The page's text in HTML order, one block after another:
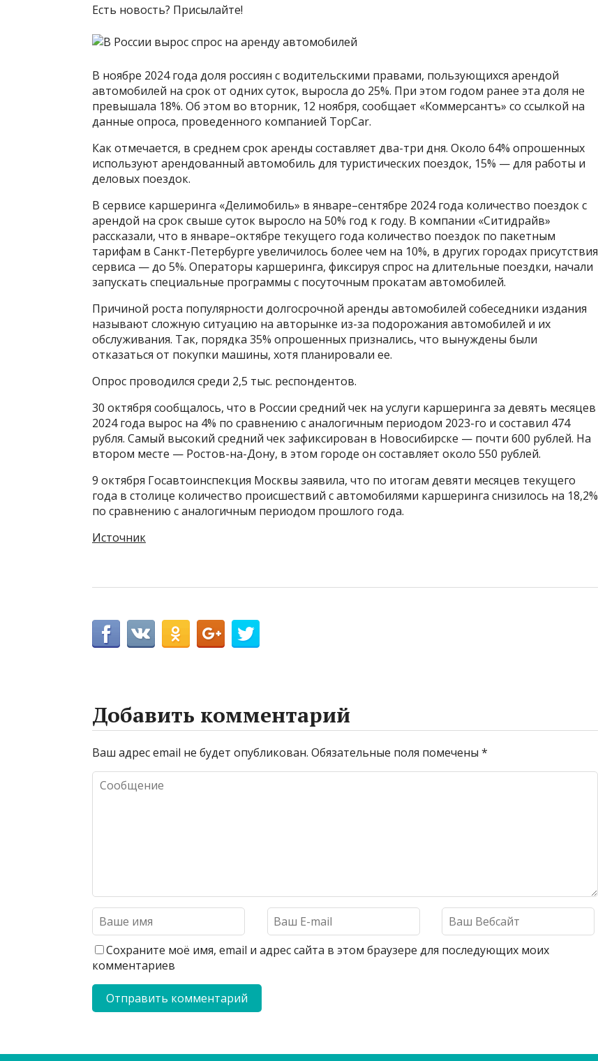
Есть новость? Присылайте!
В ноябре 2024 года доля россиян с водительскими правами, пользующихся арендой
автомобилей на срок от одних суток, выросла до 25%. При этом годом ранее эта доля не
превышала 18%. Об этом во вторник, 12 ноября, сообщает «Коммерсантъ» со ссылкой на
данные опроса, проведенного компанией TopCar.
Как отмечается, в среднем срок аренды составляет два-три дня. Около 64% опрошенных
используют арендованный автомобиль для туристических поездок, 15% — для работы и
деловых поездок.
В сервисе каршеринга «Делимобиль» в январе–сентябре 2024 года количество поездок с
арендой на срок свыше суток выросло на 50% год к году. В компании «Ситидрайв»
рассказали, что в январе–октябре текущего года количество поездок по пакетным
тарифам в Санкт-Петербурге увеличилось более чем на 10%, в других городах присутствия
сервиса — до 5%. Операторы каршеринга, фиксируя спрос на длительные поездки, начали
запускать специальные программы с посуточным прокатам автомобилей.
Причиной роста популярности долгосрочной аренды автомобилей собеседники издания
называют сложную ситуацию на авторынке из-за подорожания автомобилей и их
обслуживания. Так, порядка 35% опрошенных признались, что вынуждены были
отказаться от покупки машины, хотя планировали ее.
Опрос проводился среди 2,5 тыс. респондентов.
30 октября сообщалось, что в России средний чек на услуги каршеринга за девять месяцев
2024 года вырос на 4% по сравнению с аналогичным периодом 2023-го и составил 474
рубля. Самый высокий средний чек зафиксирован в Новосибирске — почти 600 рублей. На
втором месте — Ростов-на-Дону, в этом городе он составляет около 550 рублей.
9 октября Госавтоинспекция Москвы заявила, что по итогам девяти месяцев текущего
года в столице количество происшествий с автомобилями каршеринга снизилось на 18,2%
по сравнению с аналогичным периодом прошлого года.
Источник
Добавить комментарий
Ваш адрес email не будет опубликован. Обязательные поля помечены *
Сохраните моё имя, email и адрес сайта в этом браузере для последующих моих
комментариев